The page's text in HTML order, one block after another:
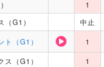
1
G1） 中止
（G1） 1
（G1） 1